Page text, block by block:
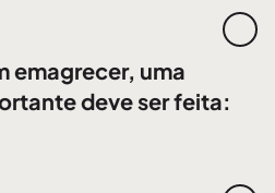
emagrecer, uma
deve ser feita: